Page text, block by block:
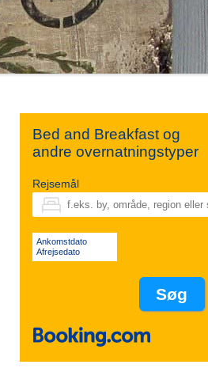
Bed and Breakfast og
andre overnatningstyper
Rejsemål
Ankomstdato
Afrejsedato